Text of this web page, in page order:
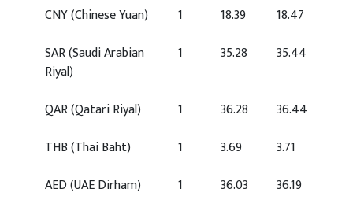
CNY(Chinese Yuan) 1 18.39
18.47
SAR(Saudi Arabian
Riyal)
1 35.28 35.44
QAR(Qatari Riyal) 1 36.28
36.44
THB(Thai Baht) 1 3.69
3.71
AED(UAE Dirham) 1 36.03
36.19